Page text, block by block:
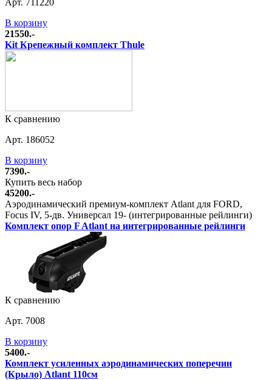
В корзину
21550.-
Kit Крепежный комплект Thule
К сравнению
Арт. 186052
В корзину
7390.-
Купить весь набор
45200.-
Аэродинамический премиум-комплект Atlant для FORD,
Focus IV, 5-дв. Универсал 19- (интегрированные рейлинги)
Комплект опор F Atlant на интегрированные рейлинги
К сравнению
Арт. 7008
В корзину
5400.-
Комплект усиленных аэродинамических поперечин
(Крыло) Atlant 110см